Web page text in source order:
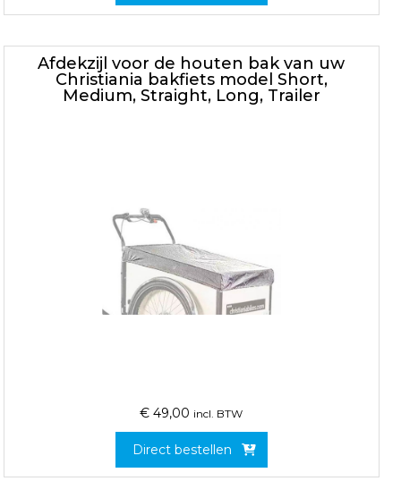
Afdekzijl voor de houten bak van uw
Christiania bakfiets model Short,
Medium, Straight, Long, Trailer
€ 49,00 incl. BTW
Direct bestellen